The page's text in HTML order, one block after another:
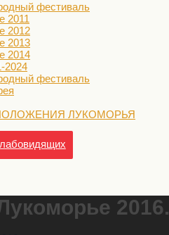
фестиваль
2011
2012
2013
2014
2024
фестиваль
ЛУКОМОРЬЯ
2016.